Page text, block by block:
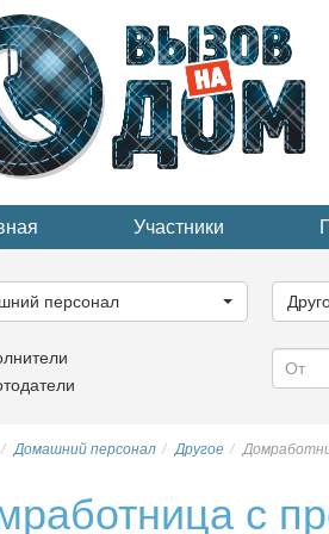
Участники
персонал
Домашний персонал Другое
с